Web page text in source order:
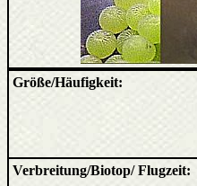
Größe/Häufigkeit:
Verbreitung/Biotop/ Flugzeit: